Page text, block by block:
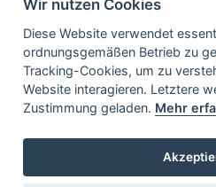
Datenschutzerklärung
Impressum
Wir nutzen Cookies
Diese Website verwendet
ordnungsgemäßen Betrieb zu
Tracking-Cookies, um zu
Website interagieren. Letztere
Zustimmung geladen. Mehr